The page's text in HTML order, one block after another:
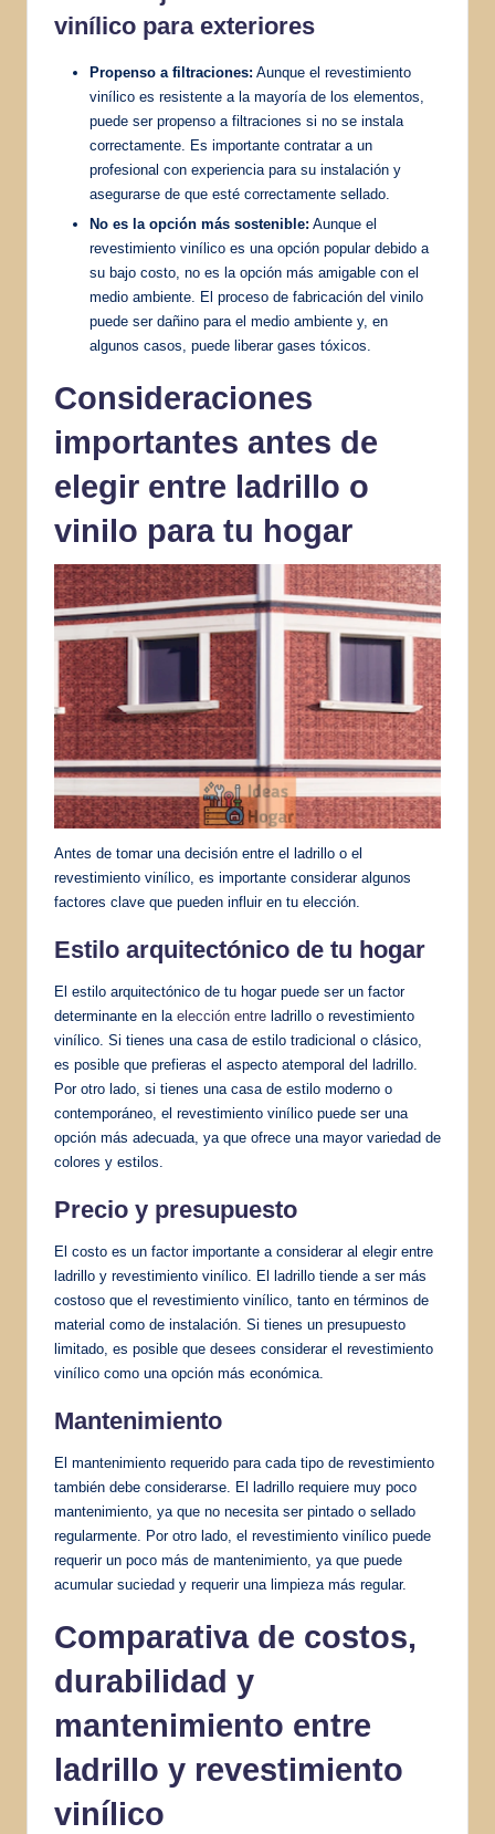
vinílico para exteriores
Propenso a filtraciones: Aunque el revestimiento
vinílico es resistente a la mayoría de los elementos,
puede ser propenso a filtraciones si no se instala
correctamente. Es importante contratar a un
profesional con experiencia para su instalación y
asegurarse de que esté correctamente sellado.
No es la opción más sostenible: Aunque el
revestimiento vinílico es una opción popular debido a
su bajo costo, no es la opción más amigable con el
medio ambiente. El proceso de fabricación del vinilo
puede ser dañino para el medio ambiente y, en
algunos casos, puede liberar gases tóxicos.
Consideraciones
importantes antes de
elegir entre ladrillo o
vinilo para tu hogar
Antes de tomar una decisión entre el ladrillo o el
revestimiento vinílico, es importante considerar algunos
factores clave que pueden influir en tu elección.
Estilo arquitectónico de tu hogar
El estilo arquitectónico de tu hogar puede ser un factor
determinante en la elección entre ladrillo o revestimiento
vinílico. Si tienes una casa de estilo tradicional o clásico,
es posible que prefieras el aspecto atemporal del ladrillo.
Por otro lado, si tienes una casa de estilo moderno o
contemporáneo, el revestimiento vinílico puede ser una
opción más adecuada, ya que ofrece una mayor variedad de
colores y estilos.
Precio y presupuesto
El costo es un factor importante a considerar al elegir entre
ladrillo y revestimiento vinílico. El ladrillo tiende a ser más
costoso que el revestimiento vinílico, tanto en términos de
material como de instalación. Si tienes un presupuesto
limitado, es posible que desees considerar el revestimiento
vinílico como una opción más económica.
Mantenimiento
El mantenimiento requerido para cada tipo de revestimiento
también debe considerarse. El ladrillo requiere muy poco
mantenimiento, ya que no necesita ser pintado o sellado
regularmente. Por otro lado, el revestimiento vinílico puede
requerir un poco más de mantenimiento, ya que puede
acumular suciedad y requerir una limpieza más regular.
Comparativa de costos,
durabilidad y
mantenimiento entre
ladrillo y revestimiento
vinílico